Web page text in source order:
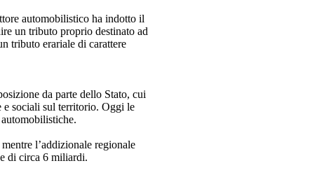
automobilistico ha indotto il
un tributo proprio destinato ad
tributo erariale di carattere
da parte dello Stato, cui
sociali sul territorio. Oggi le
l’addizionale regionale
di circa 6 miliardi.